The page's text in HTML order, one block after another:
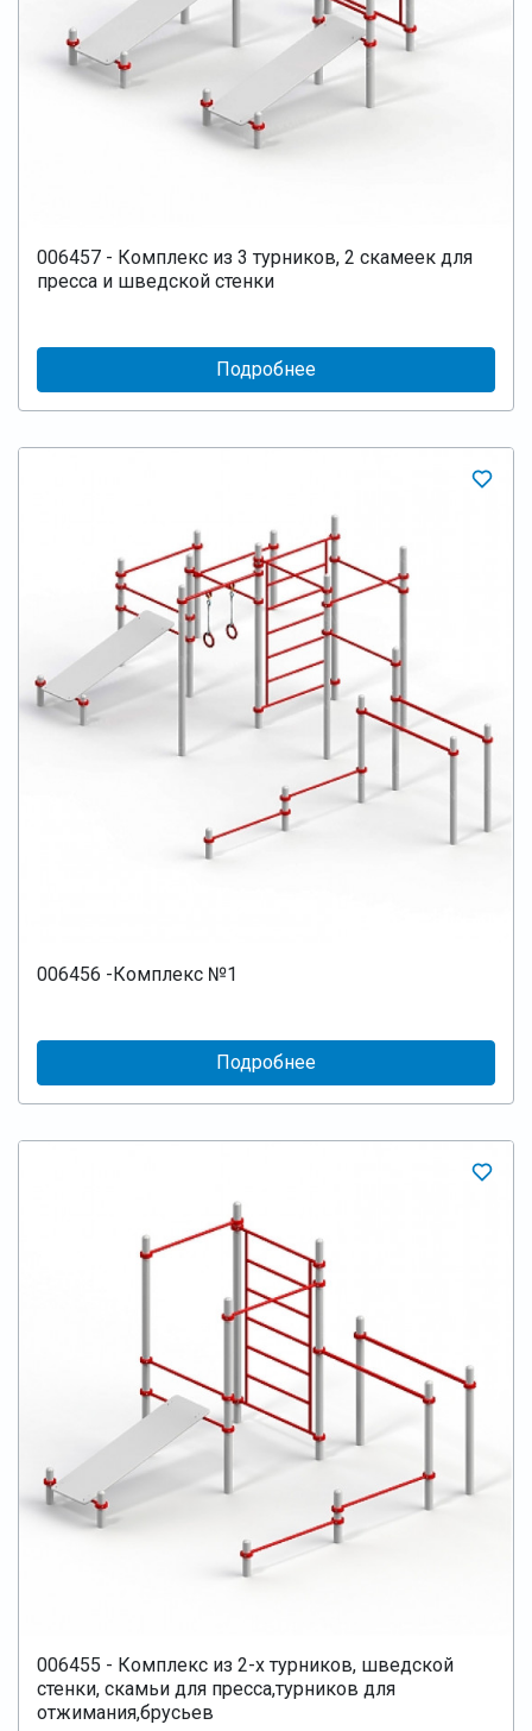
006457 - Комплекс из 3 турников, 2 скамеек для
пресса и шведской стенки
Подробнее
006456 -Комплекс №1
Подробнее
006455 - Комплекс из 2-х турников, шведской
стенки, скамьи для пресса,турников для
отжимания,брусьев